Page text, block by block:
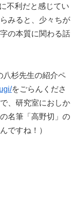
不利だと感じてい
みると、少々ちが
の本質に関わる話
八杉先生の紹介ペ
をごらんくださ
、研究室におしか
名筆「高野切」の
ですね！）